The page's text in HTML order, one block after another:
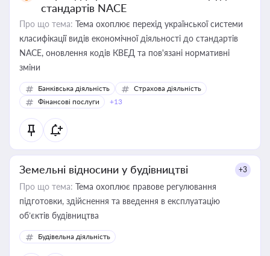
стандартів NACE
Про що тема: Тема охоплює перехід української системи
класифікації видів економічної діяльності до стандартів
NACE, оновлення кодів КВЕД та пов'язані нормативні
зміни
Банківська діяльність
Страхова діяльність
Фінансові послуги
+13
Земельні відносини у будівництві +3
Про що тема: Тема охоплює правове регулювання
підготовки, здійснення та введення в експлуатацію
об’єктів будівництва
Будівельна діяльність